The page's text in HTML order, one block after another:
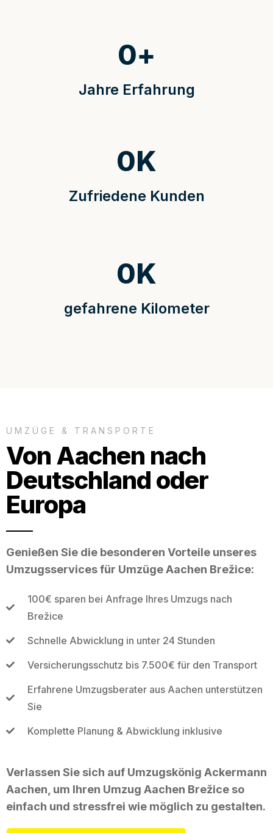
Jahre Erfahrung
0+
Zufriedene Kunden
0K
gefahrene Kilometer
0K
UMZÜGE & TRANSPORTE
Von Aachen nach
Deutschland oder
Europa
Genießen Sie die besonderen Vorteile unseres
Umzugsservices für Umzüge Aachen Brežice:
100€ sparen bei Anfrage Ihres Umzugs nach
Brežice
Schnelle Abwicklung in unter 24 Stunden
Versicherungsschutz bis 7.500€ für den Transport
Erfahrene Umzugsberater aus Aachen unterstützen
Sie
Komplette Planung & Abwicklung inklusive
Verlassen Sie sich auf Umzugskönig Ackermann
Aachen, um Ihren Umzug Aachen Brežice so
einfach und stressfrei wie möglich zu gestalten.